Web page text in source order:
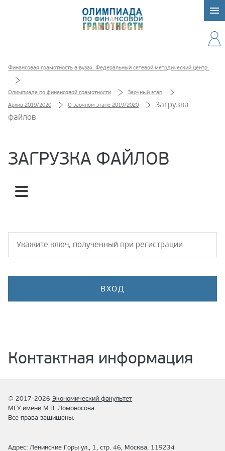
Финансовая грамотность в вузах. Федеральный сетевой методический центр.
Олимпиада по финансовой грамотности
Заочный этап
Архив 2019/2020
О заочном этапе 2019/2020
Загрузка
файлов
ЗАГРУЗКА ФАЙЛОВ
Контактная информация
© 2017-2026 Экономический факультет
МГУ имени М.В. Ломоносова
Все права защищены.
Адрес: Ленинские Горы ул., 1, стр. 46, Москва, 119234